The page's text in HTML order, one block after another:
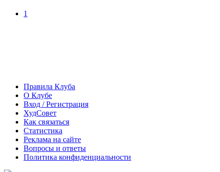
1
Правила Клуба
О Клубе
Вход / Регистрация
ХудСовет
Как связаться
Статистика
Реклама на сайте
Вопросы и ответы
Политика конфиденциальности